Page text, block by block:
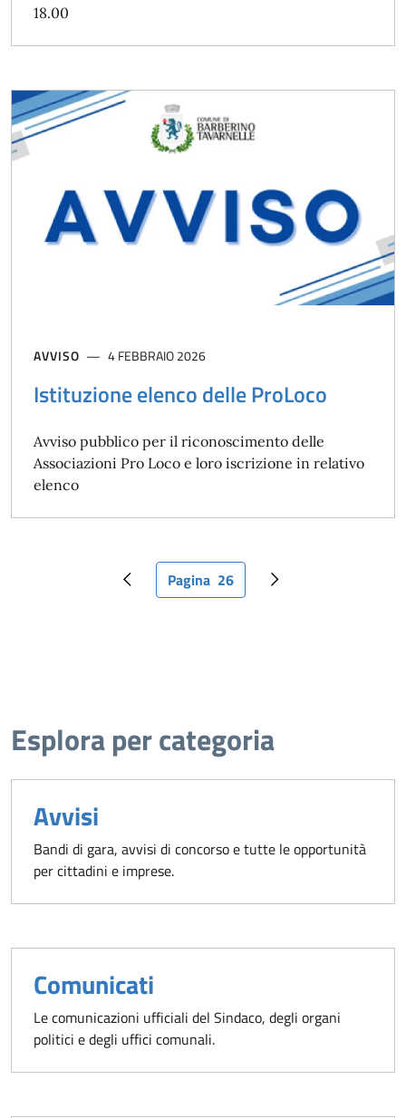
18.00
AVVISO 4 FEBBRAIO 2026
Istituzione elenco delle ProLoco
Avviso pubblico per il riconoscimento delle
Associazioni Pro Loco e loro iscrizione in relativo
elenco
Pagina precedentePagina attuale
Pagina 26 Pagina successiva
Esplora per categoria
Avvisi
Bandi di gara, avvisi di concorso e tutte le opportunità
per cittadini e imprese.
Comunicati
Le comunicazioni ufficiali del Sindaco, degli organi
politici e degli uffici comunali.